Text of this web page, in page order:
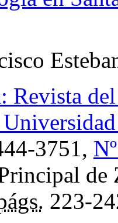
Revista
3751,
de
223-